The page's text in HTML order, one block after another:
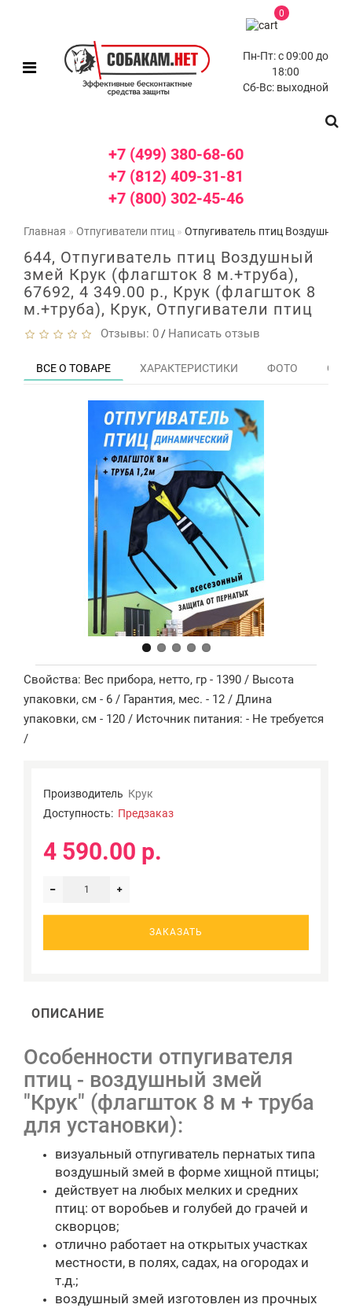
0
Пн-Пт: с 09:00 до
18:00
Сб-Вс: выходной
+7 (499) 380-68-60
+7 (812) 409-31-81
+7 (800) 302-45-46
Главная Отпугиватели птиц Отпугиватель птиц Воздушный
644, Отпугиватель птиц Воздушный
змей Крук (флагшток 8 м.+труба),
67692, 4 349.00 р., Крук (флагшток 8
м.+труба), Крук, Отпугиватели птиц
Отзывы: 0/ Написать отзыв
ВСЕ О ТОВАРЕ ХАРАКТЕРИСТИКИ ФОТО
Свойства: Вес прибора, нетто, гр - 1390 / Высота
упаковки, см - 6 / Гарантия, мес. - 12 / Длина
упаковки, см - 120 / Источник питания: - Не требуется
/
Производитель Крук
Доступность: Предзаказ
4 590.00 р.
ЗАКАЗАТЬ
ОПИСАНИЕ
Особенности отпугивателя
птиц - воздушный змей
"Крук" (флагшток 8 м + труба
для установки):
визуальный отпугиватель пернатых типа
воздушный змей в форме хищной птицы;
действует на любых мелких и средних
птиц: от воробьев и голубей до грачей и
скворцов;
отлично работает на открытых участках
местности, в полях, садах, на огородах и
т.д.;
воздушный змей изготовлен из прочных